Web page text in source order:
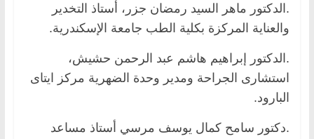
.الدكتور ماهر السيد رمضان جزر، أستاذ التخدير
والعناية المركزة بكلية الطب جامعة الإسكندرية.
.الدكتور إبراهيم هاشم عبد الرحمن حشيش،
استشارى الجراحة ومدير وحدة الضهرية مركز ايتاى
البارود.
.دكتور سامح كمال يوسف مرسي أستاذ مساعد